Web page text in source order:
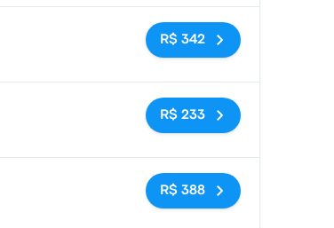
Sem tags
R$ 342
Sem tags
R$ 233
Sem tags
R$ 388